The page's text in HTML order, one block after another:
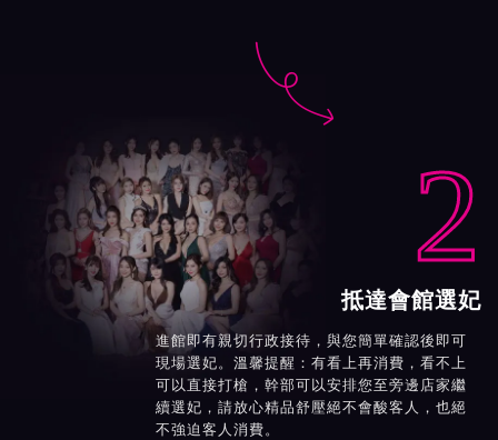

2
抵達會館選妃
進館即有親切行政接待，與您簡單確認後即可
現場選妃。溫馨提醒：有看上再消費，看不上
可以直接打槍，幹部可以安排您至旁邊店家繼
續選妃，請放心精品舒壓絕不會酸客人，也絕
不強迫客人消費。